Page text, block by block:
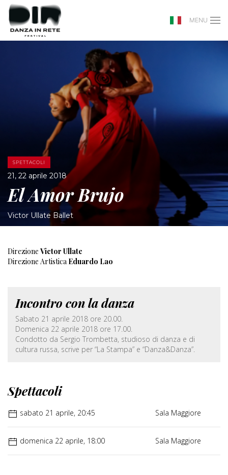
MENU
SPETTACOLI
21, 22 aprile 2018
El Amor Brujo
Victor Ullate Ballet
Direzione Victor Ullate
Direzione Artistica Eduardo Lao
Incontro con la danza
Sabato 21 aprile 2018 ore 20.00.
Domenica 22 aprile 2018 ore 17.00.
Condotto da Sergio Trombetta, studioso di danza e di
cultura russa, scrive per “La Stampa” e “Danza&Danza”.
Spettacoli
sabato 21 aprile, 20:45 Sala Maggiore
domenica 22 aprile, 18:00 Sala Maggiore